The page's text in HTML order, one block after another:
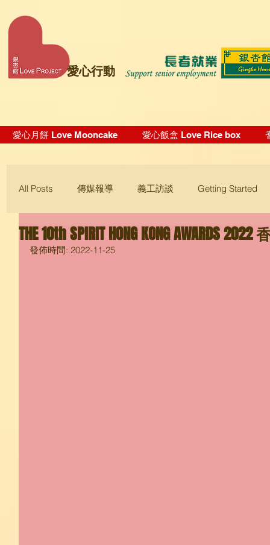
愛心行動
愛心月餅 Love Mooncake 愛心飯盒 Love Rice box
All Posts 傳媒報導 義工訪談 Getting Started
Blogging Tips
THE 10th SPIRIT HONG KONG AWARDS
發佈時間: 2022-11-25